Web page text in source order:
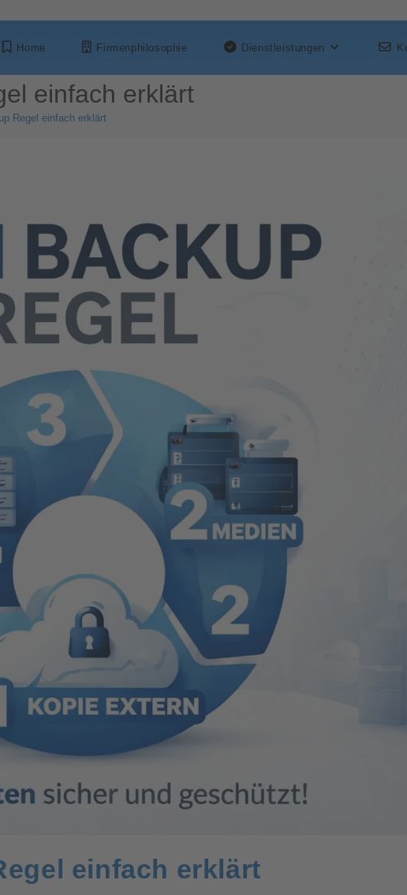
Home Firmenphilosophie Dienstleistungen
einfach erklärt
Regel einfach erklärt
einfach erklärt